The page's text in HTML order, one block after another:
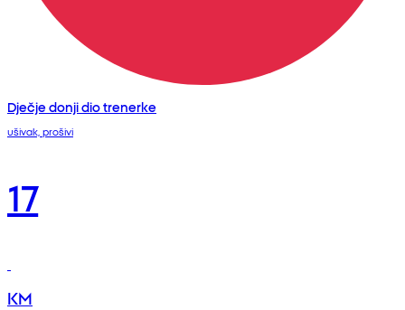
Dječje donji dio trenerke
ušivak, prošivi
17
KM